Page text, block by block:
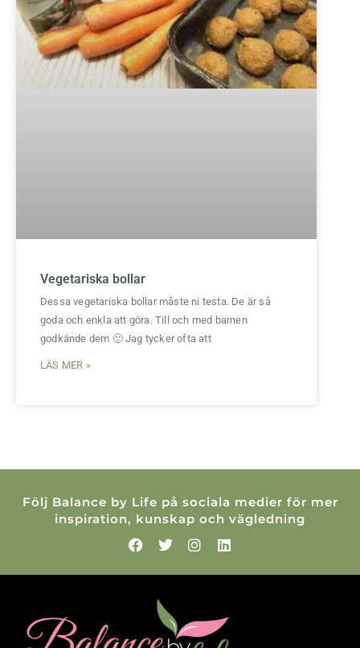
Vegetariska bollar
Dessa vegetariska bollar måste ni testa. De är så
goda och enkla att göra. Till och med barnen
godkände dem 🙂 Jag tycker ofta att
LÄS MER »
Följ Balance by Life på sociala medier för mer
inspiration, kunskap och vägledning